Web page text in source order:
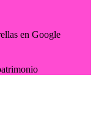
en Google